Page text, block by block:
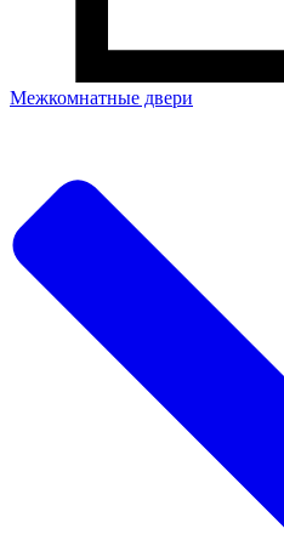
Межкомнатные двери